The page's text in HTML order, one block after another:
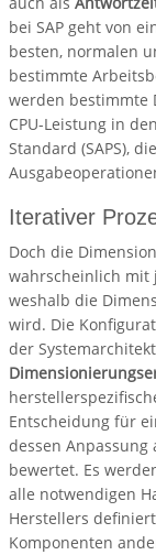
bei SAP geht von
besten, normalen
bestimmte
werden bestimmte
CPU-Leistung in
Standard (SAPS),
Iterativer
Doch die
wahrscheinlich mit
weshalb die
wird. Die
der
Entscheidung für
dessen
bewertet. Es
alle notwendigen
Herstellers
Komponenten